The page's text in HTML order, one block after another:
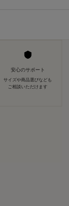
安心のサポート
サイズや商品選びなども
ご相談いただけます